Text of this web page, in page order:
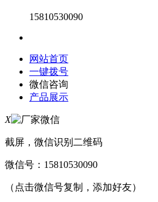
15810530090
网站首页
一键拨号
微信咨询
产品展示
X
截屏，微信识别二维码
微信号： 15810530090
（点击微信号复制，添加好友）